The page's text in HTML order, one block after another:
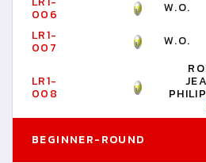
006 W.O.
LR1-
007 W.O.
LR1-
008
BEGINNER-ROUND